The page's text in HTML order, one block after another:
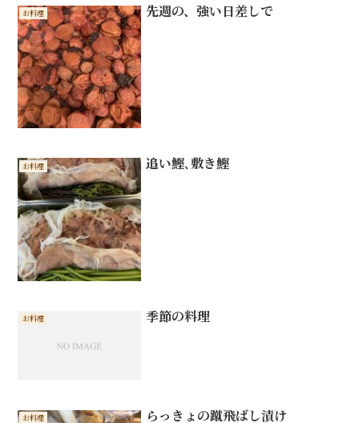
お料理 先週の、強い日差しで
お料理 追い鰹､敷き鰹
お料理 季節の料理
お料理 らっきょの蹴飛ばし漬け